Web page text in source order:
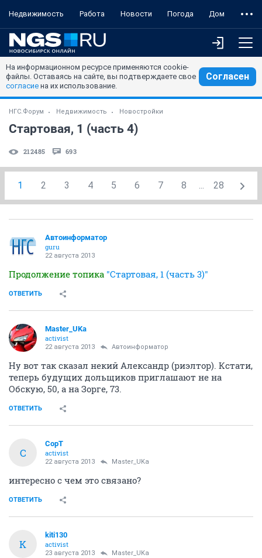
Недвижимость Работа Новости Погода Дом
На информационном ресурсе применяются cookie-
файлы. Оставаясь на сайте, вы подтверждаете свое
согласие на их использование.
Согласен
НГС.Форум Недвижимость Новостройки
Стартовая, 1 (часть 4)
212485 693
1 2 3 4 5 6 7 8 ... 28
Автоинформатор
guru
22 августа 2013
Продолжение топика "Стартовая, 1 (часть 3)"
ОТВЕТИТЬ
Master_UKa
activist
22 августа 2013 Автоинформатор
Ну вот так сказал некий Александр (риэлтор). Кстати,
теперь будущих дольщиков приглашают не на
Обскую, 50, а на Зорге, 73.
ОТВЕТИТЬ
C
CopT
activist
22 августа 2013 Master_UKa
интересно с чем это связано?
ОТВЕТИТЬ
K
kiti130
activist
23 августа 2013 Master_UKa